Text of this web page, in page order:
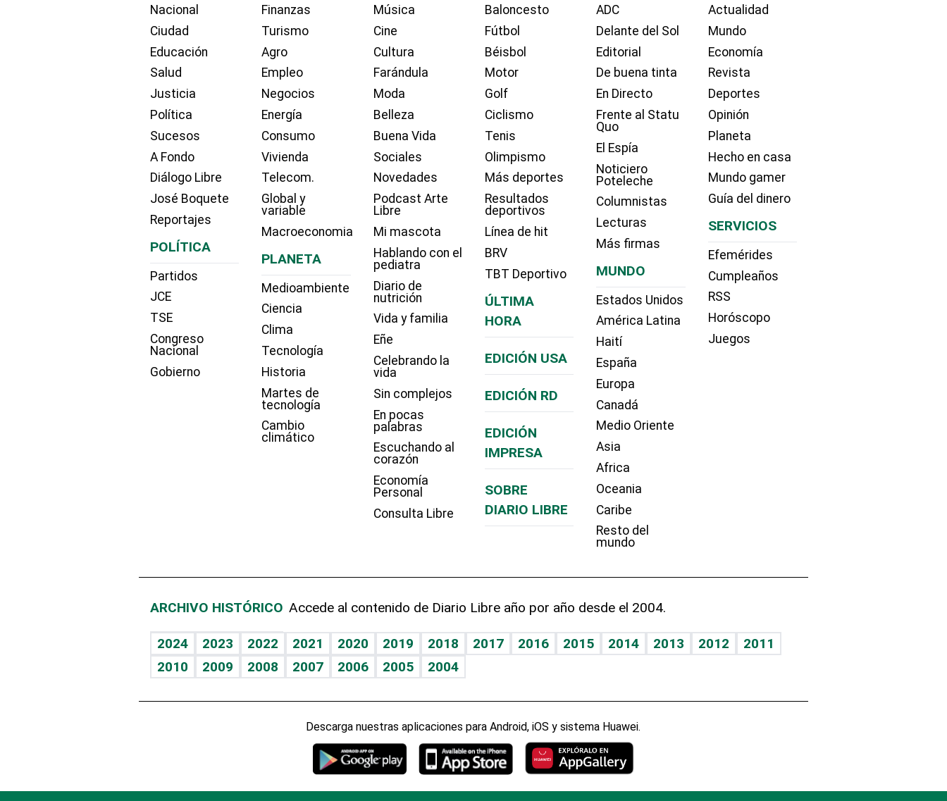
Nacional
Ciudad
Educación
Salud
Justicia
Política
Sucesos
A Fondo
Diálogo Libre
José Boquete
Reportajes
POLÍTICA
Partidos
JCE
TSE
Congreso
Nacional
Gobierno
Finanzas
Turismo
Agro
Empleo
Negocios
Energía
Consumo
Vivienda
Telecom.
Global y
variable
Macroeconomia
PLANETA
Medioambiente
Ciencia
Clima
Tecnología
Historia
Martes de
tecnología
Cambio
climático
Música
Cine
Cultura
Farándula
Moda
Belleza
Buena Vida
Sociales
Novedades
Podcast Arte
Libre
Mi mascota
Hablando con el
pediatra
Diario de
nutrición
Vida y familia
Eñe
Celebrando la
vida
Sin complejos
En pocas
palabras
Escuchando al
corazón
Economía
Personal
Consulta Libre
Baloncesto
Fútbol
Béisbol
Motor
Golf
Ciclismo
Tenis
Olimpismo
Más deportes
Resultados
deportivos
Línea de hit
BRV
TBT Deportivo
ÚLTIMA
HORA
EDICIÓN USA
EDICIÓN RD
EDICIÓN
IMPRESA
SOBRE
DIARIO LIBRE
ADC
Delante del Sol
Editorial
De buena tinta
En Directo
Frente al Statu
Quo
El Espía
Noticiero
Poteleche
Columnistas
Lecturas
Más firmas
MUNDO
Estados Unidos
América Latina
Haití
España
Europa
Canadá
Medio Oriente
Asia
Africa
Oceania
Caribe
Resto del
mundo
Actualidad
Mundo
Economía
Revista
Deportes
Opinión
Planeta
Hecho en casa
Mundo gamer
Guía del dinero
SERVICIOS
Efemérides
Cumpleaños
RSS
Horóscopo
Juegos
ARCHIVO HISTÓRICO Accede al contenido de Diario Libre año por año desde el 2004.
2024 2023 2022 2021 2020 2019 2018 2017 2016 2015 2014 2013 2012
2011
2010
2009 2008 2007 2006 2005 2004
Descarga nuestras aplicaciones para Android, iOS y sistema Huawei.